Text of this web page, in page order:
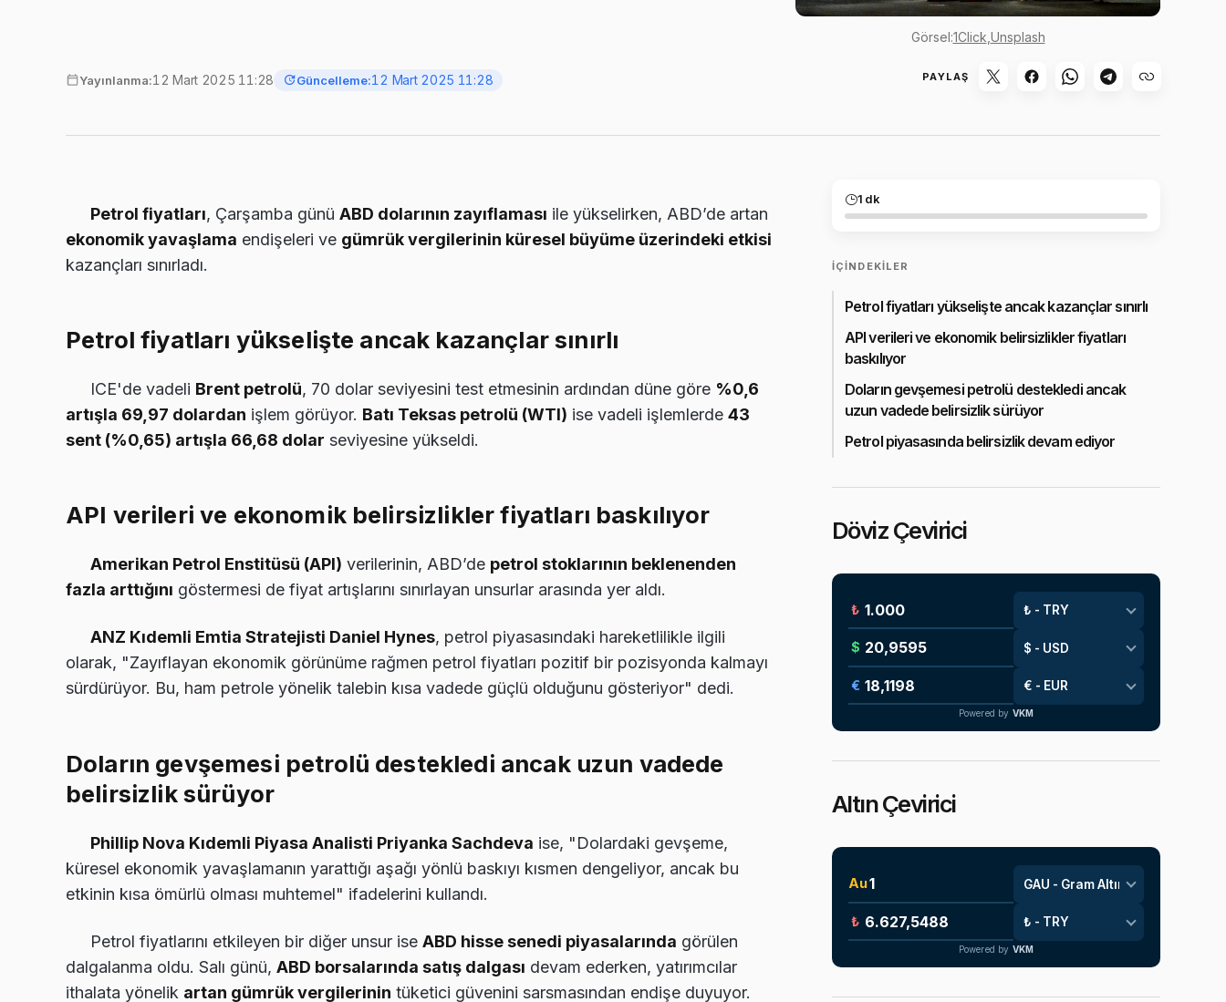
Görsel:1Click Unsplash
Yayınlanma:12 Mart 2025 11:28 Güncelleme:12 Mart 2025 11:28 PAYLAŞ
Petrol fiyatları, Çarşamba günü ABD dolarının zayıflaması ile yükselirken, ABD’de artan
ekonomik yavaşlama endişeleri ve gümrük vergilerinin küresel büyüme üzerindeki etkisi
kazançları sınırladı.
Petrol fiyatları yükselişte ancak kazançlar sınırlı
ICE'de vadeli Brent petrolü, 70 dolar seviyesini test etmesinin ardından düne göre %0,6
artışla 69,97 dolardan işlem görüyor. Batı Teksas petrolü (WTI) ise vadeli işlemlerde 43
sent (%0,65) artışla 66,68 dolar seviyesine yükseldi.
API verileri ve ekonomik belirsizlikler fiyatları baskılıyor
Amerikan Petrol Enstitüsü (API) verilerinin, ABD’de petrol stoklarının beklenenden
fazla arttığını göstermesi de fiyat artışlarını sınırlayan unsurlar arasında yer aldı.
ANZ Kıdemli Emtia Stratejisti Daniel Hynes, petrol piyasasındaki hareketlilikle ilgili
olarak, "Zayıflayan ekonomik görünüme rağmen petrol fiyatları pozitif bir pozisyonda kalmayı
sürdürüyor. Bu, ham petrole yönelik talebin kısa vadede güçlü olduğunu gösteriyor" dedi.
Doların gevşemesi petrolü destekledi ancak uzun vadede
belirsizlik sürüyor
Phillip Nova Kıdemli Piyasa Analisti Priyanka Sachdeva ise, "Dolardaki gevşeme,
küresel ekonomik yavaşlamanın yarattığı aşağı yönlü baskıyı kısmen dengeliyor, ancak bu
etkinin kısa ömürlü olması muhtemel" ifadelerini kullandı.
Petrol fiyatlarını etkileyen bir diğer unsur ise ABD hisse senedi piyasalarında görülen
dalgalanma oldu. Salı günü, ABD borsalarında satış dalgası devam ederken, yatırımcılar
ithalata yönelik artan gümrük vergilerinin tüketici güvenini sarsmasından endişe duyuyor.
1 dk
İÇINDEKILER
Petrol fiyatları yükselişte ancak kazançlar sınırlı
API verileri ve ekonomik belirsizlikler fiyatları
baskılıyor
Doların gevşemesi petrolü destekledi ancak
uzun vadede belirsizlik sürüyor
Petrol piyasasında belirsizlik devam ediyor
Döviz Çevirici
₺
$
€
Powered by VKM
Altın Çevirici
Au
₺
Powered by VKM